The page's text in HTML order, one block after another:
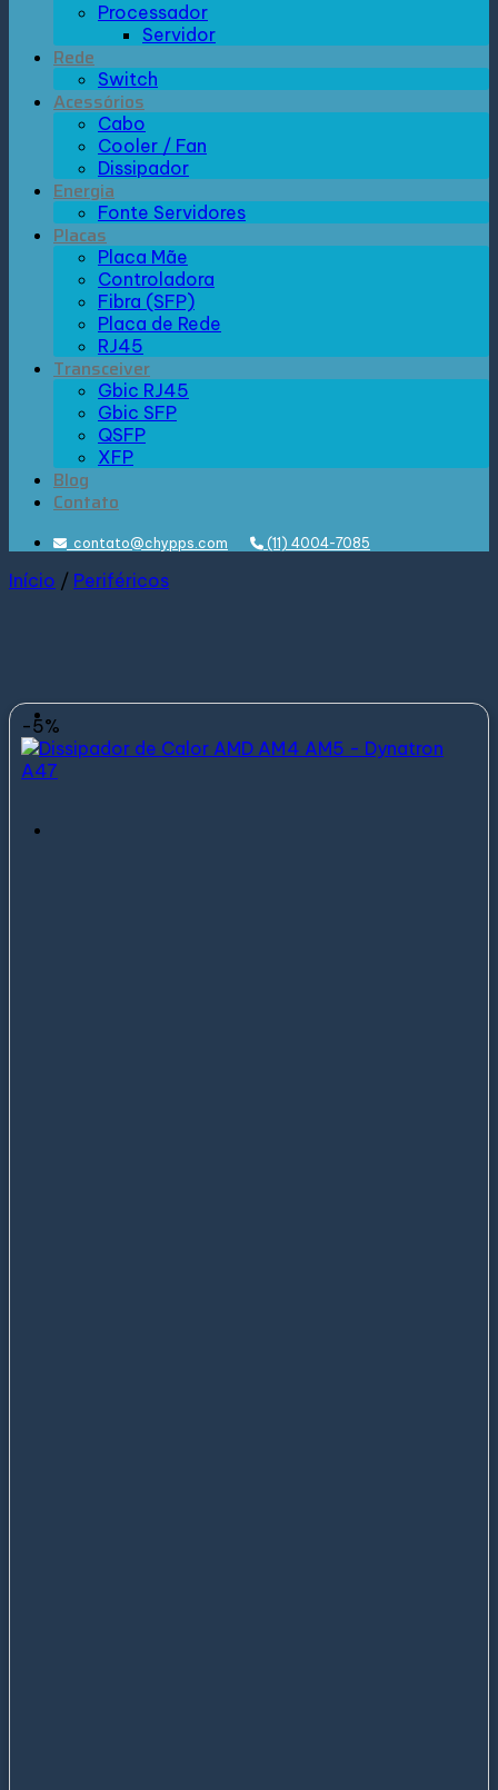
Processador
Servidor
Rede
Switch
Acessórios
Cabo
Cooler / Fan
Dissipador
Energia
Fonte Servidores
Placas
Placa Mãe
Controladora
Fibra (SFP)
Placa de Rede
RJ45
Transceiver
Gbic RJ45
Gbic SFP
QSFP
XFP
Blog
Contato
contato@chypps.com (11) 4004-7085
Início / Periféricos
-5%